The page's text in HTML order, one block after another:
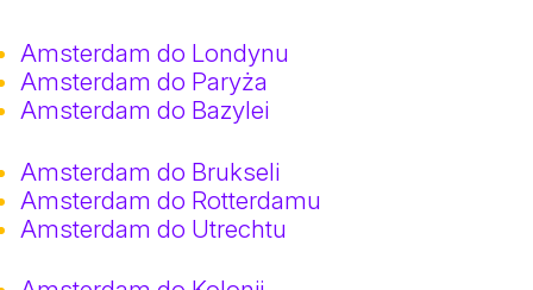
Amsterdam do Londynu
Amsterdam do Paryża
Amsterdam do Bazylei
Amsterdam do Brukseli
Amsterdam do Rotterdamu
Amsterdam do Utrechtu